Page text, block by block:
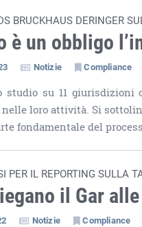
BRUCKHAUS DERINGER
è un obbligo
Notizie Compliance
studio su 11
loro attività. Si
fondamentale del
PER IL REPORTING SULLA
il Gar
Notizie Compliance